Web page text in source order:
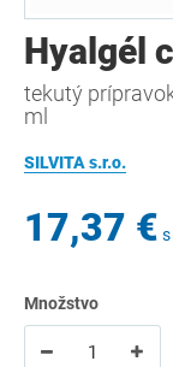
Hyalgél
tekutý
ml
SILVITA s.r.o.
17,37 €
Množstvo